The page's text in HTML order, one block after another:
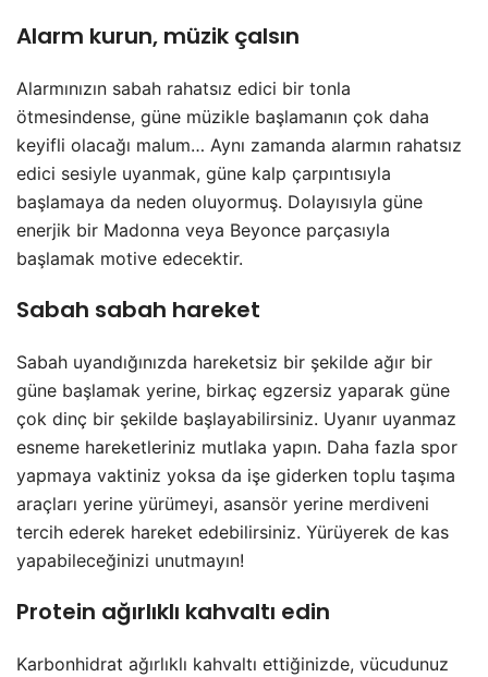
Alarm kurun, müzik çalsın
Alarmınızın sabah rahatsız edici bir tonla
ötmesindense, güne müzikle başlamanın çok daha
keyifli olacağı malum… Aynı zamanda alarmın rahatsız
edici sesiyle uyanmak, güne kalp çarpıntısıyla
başlamaya da neden oluyormuş. Dolayısıyla güne
enerjik bir Madonna veya Beyonce parçasıyla
başlamak motive edecektir.
Sabah sabah hareket
Sabah uyandığınızda hareketsiz bir şekilde ağır bir
güne başlamak yerine, birkaç egzersiz yaparak güne
çok dinç bir şekilde başlayabilirsiniz. Uyanır uyanmaz
esneme hareketleriniz mutlaka yapın. Daha fazla spor
yapmaya vaktiniz yoksa da işe giderken toplu taşıma
araçları yerine yürümeyi, asansör yerine merdiveni
tercih ederek hareket edebilirsiniz. Yürüyerek de kas
yapabileceğinizi unutmayın!
Protein ağırlıklı kahvaltı edin
Karbonhidrat ağırlıklı kahvaltı ettiğinizde, vücudunuz